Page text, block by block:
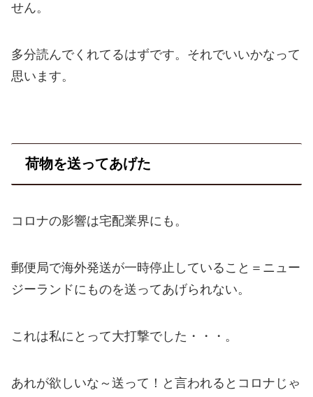
せん。
多分読んでくれてるはずです。それでいいかなって
思います。
荷物を送ってあげた
コロナの影響は宅配業界にも。
郵便局で海外発送が一時停止していること＝ニュー
ジーランドにものを送ってあげられない。
これは私にとって大打撃でした・・・。
あれが欲しいな～送って！と言われるとコロナじゃ